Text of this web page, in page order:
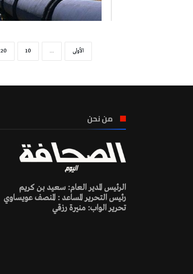
‫الأولى‬ ...
10
20
من نحن
الرئيس المدير العام: سعيد بن كريم
رئيس التحرير المساعد : المنصف عويساوي
تحرير الواب: منيرة رزقي